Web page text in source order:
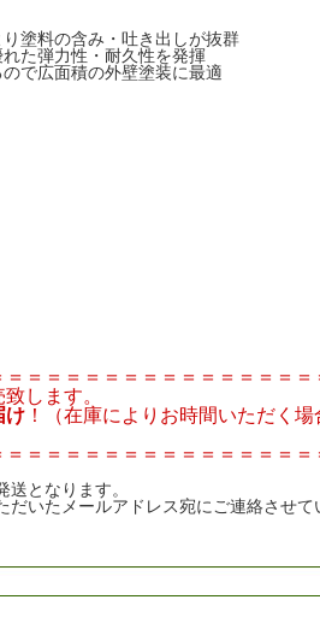
塗料の含み・吐き出しが抜群
た弾力性・耐久性を発揮
で広面積の外壁塗装に最適
＝＝＝＝＝＝＝＝＝＝＝＝＝＝＝＝
します。
け！（在庫によりお時間いただく場
＝＝＝＝＝＝＝＝＝＝＝＝＝＝＝＝
となります。
だいたメールアドレス宛にご連絡させて